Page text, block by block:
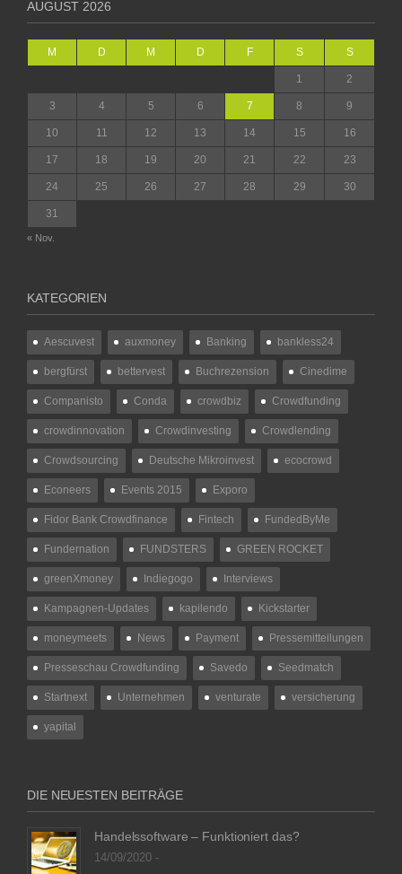
AUGUST 2026
M D M D F S S
1 2
3 4 5 6 7 8 9
10 11 12 13 14 15 16
17 18 19 20 21 22 23
24 25 26 27 28 29 30
31
« Nov.
KATEGORIEN
Aescuvest auxmoney Banking bankless24
bergfürst bettervest Buchrezension Cinedime
Companisto Conda crowdbiz Crowdfunding
crowdinnovation Crowdinvesting Crowdlending
Crowdsourcing Deutsche Mikroinvest ecocrowd
Econeers Events 2015 Exporo
Fidor Bank Crowdfinance Fintech FundedByMe
Fundernation FUNDSTERS GREEN ROCKET
greenXmoney Indiegogo Interviews
Kampagnen-Updates kapilendo Kickstarter
moneymeets News Payment Pressemitteilungen
Presseschau Crowdfunding Savedo Seedmatch
Startnext Unternehmen venturate versicherung
yapital
DIE NEUESTEN BEITRÄGE
Handelssoftware – Funktioniert das?
14/09/2020 -